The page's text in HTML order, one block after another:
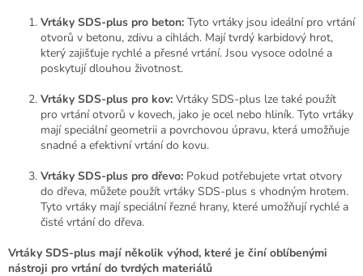
Vrtáky SDS-plus pro beton: Tyto vrtáky jsou ideální pro vrtání
otvorů v betonu, zdivu a cihlách. Mají tvrdý karbidový hrot,
který zajišťuje rychlé a přesné vrtání. Jsou vysoce odolné a
poskytují dlouhou životnost.
Vrtáky SDS-plus pro kov: Vrtáky SDS-plus lze také použít
pro vrtání otvorů v kovech, jako je ocel nebo hliník. Tyto vrtáky
mají speciální geometrii a povrchovou úpravu, která umožňuje
snadné a efektivní vrtání do kovu.
Vrtáky SDS-plus pro dřevo: Pokud potřebujete vrtat otvory
do dřeva, můžete použít vrtáky SDS-plus s vhodným hrotem.
Tyto vrtáky mají speciální řezné hrany, které umožňují rychlé a
čisté vrtání do dřeva.
Vrtáky SDS-plus mají několik výhod, které je činí oblíbenými
nástroji pro vrtání do tvrdých materiálů